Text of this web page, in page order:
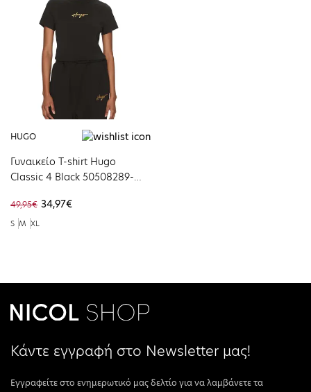
HUGO
Γυναικείο T-shirt Ηugo
Classic 4 Black 50508289-
49,95€ 34,97€
S M XL
Κάντε εγγραφή στο Newsletter μας!
Εγγραφείτε στο ενημερωτικό μας δελτίο για να λαμβάνετε τα